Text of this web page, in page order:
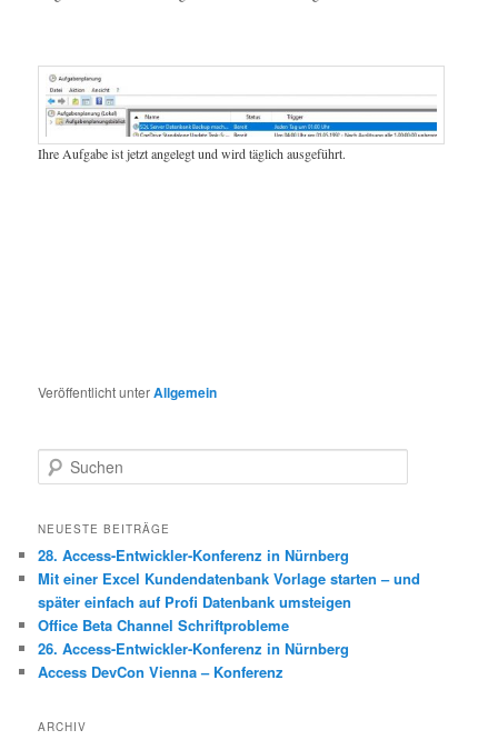
Ihre Aufgabe ist jetzt angelegt und wird täglich ausgeführt.
Veröffentlicht unterAllgemein
u
h
n
NEUESTE BEITRÄGE
28. Access-Entwickler-Konferenz in Nürnberg
Mit einer Excel Kundendatenbank Vorlage starten – und
später einfach auf Profi Datenbank umsteigen
Office Beta Channel Schriftprobleme
26. Access-Entwickler-Konferenz in Nürnberg
Access DevCon Vienna – Konferenz
ARCHIV